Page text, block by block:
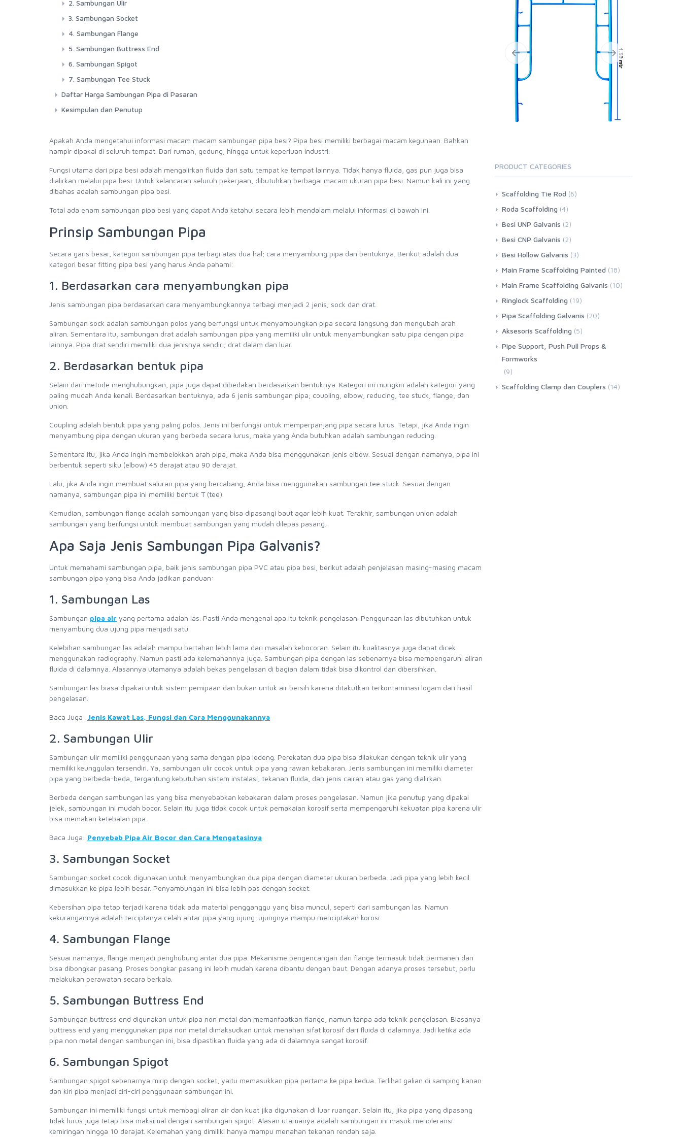
2. Sambungan Ulir
3. Sambungan Socket
4. Sambungan Flange
5. Sambungan Buttress End
6. Sambungan Spigot
7. Sambungan Tee Stuck
Daftar Harga Sambungan Pipa di Pasaran
Kesimpulan dan Penutup
Apakah Anda mengetahui informasi macam macam sambungan pipa besi? Pipa besi memiliki berbagai macam kegunaan. Bahkan
hampir dipakai di seluruh tempat. Dari rumah, gedung, hingga untuk keperluan industri.
Fungsi utama dari pipa besi adalah mengalirkan fluida dari satu tempat ke tempat lainnya. Tidak hanya fluida, gas pun juga bisa
dialirkan melalui pipa besi. Untuk kelancaran seluruh pekerjaan, dibutuhkan berbagai macam ukuran pipa besi. Namun kali ini yang
dibahas adalah sambungan pipa besi.
Total ada enam sambungan pipa besi yang dapat Anda ketahui secara lebih mendalam melalui informasi di bawah ini.
Prinsip Sambungan Pipa
Secara garis besar, kategori sambungan pipa terbagi atas dua hal; cara menyambung pipa dan bentuknya. Berikut adalah dua
kategori besar fitting pipa besi yang harus Anda pahami:
1. Berdasarkan cara menyambungkan pipa
Jenis sambungan pipa berdasarkan cara menyambungkannya terbagi menjadi 2 jenis; sock dan drat.
Sambungan sock adalah sambungan polos yang berfungsi untuk menyambungkan pipa secara langsung dan mengubah arah
aliran. Sementara itu, sambungan drat adalah sambungan pipa yang memiliki ulir untuk menyambungkan satu pipa dengan pipa
lainnya. Pipa drat sendiri memiliki dua jenisnya sendiri; drat dalam dan luar.
2. Berdasarkan bentuk pipa
Selain dari metode menghubungkan, pipa juga dapat dibedakan berdasarkan bentuknya. Kategori ini mungkin adalah kategori yang
paling mudah Anda kenali. Berdasarkan bentuknya, ada 6 jenis sambungan pipa; coupling, elbow, reducing, tee stuck, flange, dan
union.
Coupling adalah bentuk pipa yang paling polos. Jenis ini berfungsi untuk memperpanjang pipa secara lurus. Tetapi, jika Anda ingin
menyambung pipa dengan ukuran yang berbeda secara lurus, maka yang Anda butuhkan adalah sambungan reducing.
Sementara itu, jika Anda ingin membelokkan arah pipa, maka Anda bisa menggunakan jenis elbow. Sesuai dengan namanya, pipa ini
berbentuk seperti siku (elbow) 45 derajat atau 90 derajat.
Lalu, jika Anda ingin membuat saluran pipa yang bercabang, Anda bisa menggunakan sambungan tee stuck. Sesuai dengan
namanya, sambungan pipa ini memiliki bentuk T (tee).
Kemudian, sambungan flange adalah sambungan yang bisa dipasangi baut agar lebih kuat. Terakhir, sambungan union adalah
sambungan yang berfungsi untuk membuat sambungan yang mudah dilepas pasang.
Apa Saja Jenis Sambungan Pipa Galvanis?
Untuk memahami sambungan pipa, baik jenis sambungan pipa PVC atau pipa besi, berikut adalah penjelasan masing-masing macam
sambungan pipa yang bisa Anda jadikan panduan:
1. Sambungan Las
Sambungan pipa air yang pertama adalah las. Pasti Anda mengenal apa itu teknik pengelasan. Penggunaan las dibutuhkan untuk
menyambung dua ujung pipa menjadi satu.
Kelebihan sambungan las adalah mampu bertahan lebih lama dari masalah kebocoran. Selain itu kualitasnya juga dapat dicek
menggunakan radiography. Namun pasti ada kelemahannya juga. Sambungan pipa dengan las sebenarnya bisa mempengaruhi aliran
fluida di dalamnya. Alasannya utamanya adalah bekas pengelasan di bagian dalam tidak bisa dikontrol dan dibersihkan.
Sambungan las biasa dipakai untuk sistem pemipaan dan bukan untuk air bersih karena ditakutkan terkontaminasi logam dari hasil
pengelasan.
Baca Juga: Jenis Kawat Las, Fungsi dan Cara Menggunakannya
2. Sambungan Ulir
Sambungan ulir memiliki penggunaan yang sama dengan pipa ledeng. Perekatan dua pipa bisa dilakukan dengan teknik ulir yang
memiliki keunggulan tersendiri. Ya, sambungan ulir cocok untuk pipa yang rawan kebakaran. Jenis sambungan ini memiliki diameter
pipa yang berbeda-beda, tergantung kebutuhan sistem instalasi, tekanan fluida, dan jenis cairan atau gas yang dialirkan.
Berbeda dengan sambungan las yang bisa menyebabkan kebakaran dalam proses pengelasan. Namun jika penutup yang dipakai
jelek, sambungan ini mudah bocor. Selain itu juga tidak cocok untuk pemakaian korosif serta mempengaruhi kekuatan pipa karena ulir
bisa memakan ketebalan pipa.
Baca Juga: Penyebab Pipa Air Bocor dan Cara Mengatasinya
3. Sambungan Socket
Sambungan socket cocok digunakan untuk menyambungkan dua pipa dengan diameter ukuran berbeda. Jadi pipa yang lebih kecil
dimasukkan ke pipa lebih besar. Penyambungan ini bisa lebih pas dengan socket.
Kebersihan pipa tetap terjadi karena tidak ada material pengganggu yang bisa muncul, seperti dari sambungan las. Namun
kekurangannya adalah terciptanya celah antar pipa yang ujung-ujungnya mampu menciptakan korosi.
4. Sambungan Flange
Sesuai namanya, flange menjadi penghubung antar dua pipa. Mekanisme pengencangan dari flange termasuk tidak permanen dan
bisa dibongkar pasang. Proses bongkar pasang ini lebih mudah karena dibantu dengan baut. Dengan adanya proses tersebut, perlu
melakukan perawatan secara berkala.
5. Sambungan Buttress End
Sambungan buttress end digunakan untuk pipa non metal dan memanfaatkan flange, namun tanpa ada teknik pengelasan. Biasanya
buttress end yang menggunakan pipa non metal dimaksudkan untuk menahan sifat korosif dari fluida di dalamnya. Jadi ketika ada
pipa non metal dengan sambungan ini, bisa dipastikan fluida yang ada di dalamnya sangat korosif.
6. Sambungan Spigot
Sambungan spigot sebenarnya mirip dengan socket, yaitu memasukkan pipa pertama ke pipa kedua. Terlihat galian di samping kanan
dan kiri pipa menjadi ciri-ciri penggunaan sambungan ini.
Sambungan ini memiliki fungsi untuk membagi aliran air dan kuat jika digunakan di luar ruangan. Selain itu, jika pipa yang dipasang
tidak lurus juga tetap bisa maksimal dengan sambungan spigot. Alasan utamanya adalah sambungan ini masuk menoleransi
kemiringan hingga 10 derajat. Kelemahan yang dimiliki hanya mampu menahan tekanan rendah saja.
PRODUCT CATEGORIES
Scaffolding Tie Rod (6)
Roda Scaffolding (4)
Besi UNP Galvanis (2)
Besi CNP Galvanis (2)
Besi Hollow Galvanis (3)
Main Frame Scaffolding Painted (18)
Main Frame Scaffolding Galvanis (10)
Ringlock Scaffolding (19)
Pipa Scaffolding Galvanis (20)
Aksesoris Scaffolding (5)
Pipe Support, Push Pull Props &
Formworks
(9)
Scaffolding Clamp dan Couplers (14)